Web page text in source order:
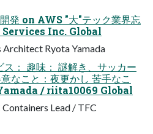
発 on AWS "⼤"テック業界忘
Inc. Global
Ryota Yamada
： 趣味： 謎解き、サッカー
なこと：夜更かし 苦手なこ
/ riita10069 Global
Lead / TFC